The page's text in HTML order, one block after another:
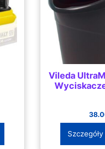
Vileda